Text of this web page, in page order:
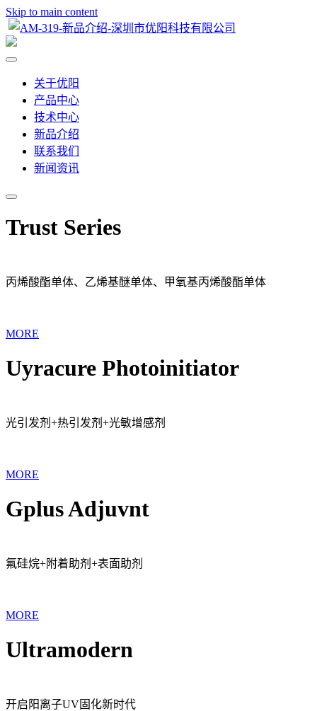
Skip to main content
关于优阳
产品中心
技术中心
新品介绍
联系我们
新闻资讯
Trust Series
丙烯酸酯单体、乙烯基醚单体、甲氧基丙烯酸酯单体
MORE
Uyracure Photoinitiator
光引发剂+热引发剂+光敏增感剂
MORE
Gplus Adjuvnt
氟硅烷+附着助剂+表面助剂
MORE
Ultramodern
开启阳离子UV固化新时代